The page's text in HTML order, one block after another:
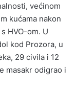
većinom
kućama nakon
HVO-om. U
kod Prozora, u
29 civila i 12
masakr odigrao i